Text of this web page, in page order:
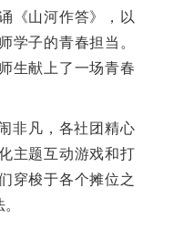
《山河作答》，以
学子的青春担当。
生献上了一场青春
非凡，各社团精心
主题互动游戏和打
穿梭于各个摊位之